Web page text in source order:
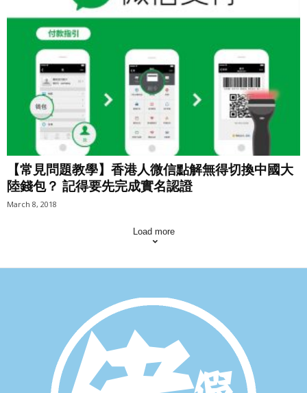
【常見問題教學】香港人微信點解無得切換中國大
陸錢包？ 記得要先完成實名認證
March 8, 2018
Load more